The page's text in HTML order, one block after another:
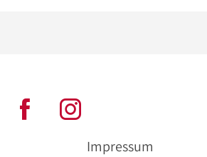
Impressum